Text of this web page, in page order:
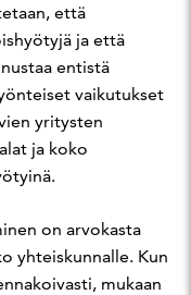
että
ja että
entistä
vaikutukset
yritysten
ja koko
on arvokasta
yhteiskunnalle. Kun
mukaan